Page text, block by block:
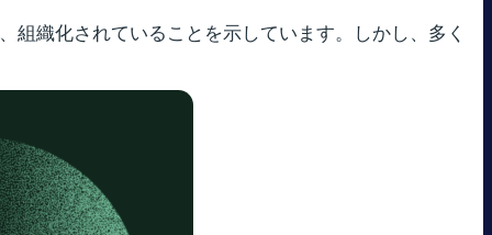
織化されていることを示しています。しかし、多く